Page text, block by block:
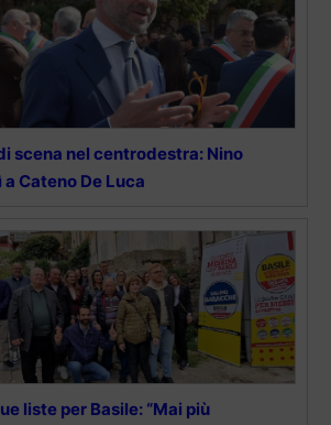
scena nel centrodestra: Nino
Cateno De Luca
liste per Basile: “Mai più